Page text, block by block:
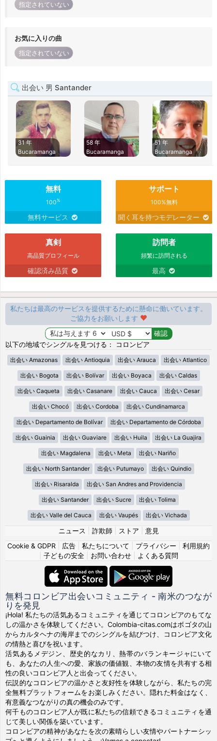
指定されていない
お気に入りの曲
指定されていない
出会い 男 Santander
31 年
Bucaramanga
58 年
Bucaramanga
51 年
Bucaramanga
無料
100%
無料サービス
サポート
100%無料
聞く耳を持つモデレーター
真剣
高品質プロフィール
確認済み品質
訪問者
頻繁に訪問される
最高
私たちは最高のサービスを提供するために懸命に働いています。
ご協力をお願いします
以下の地域でシングルを見つける： コロンビア
出会い Amazonas 出会い Antioquia 出会い Arauca 出会い Atlantico
出会い Bogota 出会い Bolívar 出会い Boyaca 出会い Caldas
出会い Caqueta 出会い Casanare 出会い Cauca 出会い Cesar
出会い Chocó 出会い Cordoba 出会い Cundinamarca
出会い Departamento de Bolívar 出会い Departamento de Córdoba
出会い Guainia 出会い Guaviare 出会い Huila 出会い La Guajira
出会い Magdalena 出会い Meta 出会い Nariño
出会い North Santander 出会い Putumayo 出会い Quindio
出会い Risaralda 出会い San Andres and Providencia
出会い Santander 出会い Sucre 出会い Tolima
出会い Valle del Cauca 出会い Vaupés 出会い Vichada
ニュース 詐欺師 ストア
意見
Cookie & GDPR
広告 私たちについて プライバシー
利用規約
子どもの安全| お問い合わせ| よくある質問
無料コロンビア出会いコミュニティ - 南米のつなが
りを発見
¡Hola! 私たちの活気あるコミュニティを通じてコロンビアのもてな
しの温かさを体験してください。Colombia-citas.comはボゴタの山
からカルタヘナの海岸までのシングルを結びつけ、コロンビア文化
の情熱と喜びを祝います。
活気あるメデジン、歴史的なカリ、熱帯のバランキージャにいて
も、あなたの人生への愛、家族の価値観、本物の友情を共有する相
性の良いコロンビア人と出会ってください。
伝説的なコロンビアの温かさと友好性を体験しながら、私たちの完
全無料プラットフォームをお楽しみください。隠れた料金はなく、
有意義なつながりの真の機会のみです。
何千ものコロンビア人が既に私たちの信頼できるコミュニティを通
じて美しい関係を築いています。
コロンビアの精神があなたを次の素晴らしい友情やパートナーシッ